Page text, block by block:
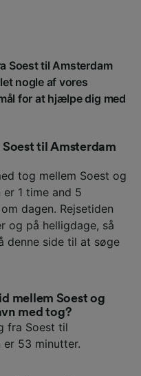
Soest til Amsterdam
nogle af vores
for at hjælpe dig med
til Amsterdam
tog mellem Soest og
1 time and 5
dagen. Rejsetiden
og på helligdage, så
denne side til at søge
mellem Soest og
med tog?
fra Soest til
er 53 minutter.